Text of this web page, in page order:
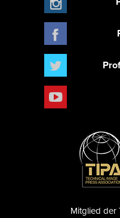
Mitglied der